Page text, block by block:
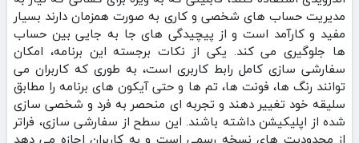
مدیریت حساب‌ های شخصی و کاری به صورت همزمان دارند بسیار
مفید و کارآمد است و از پیچیدگی‌ های جا به‌ جایی بین حساب‌
ها جلوگیری می‌ کند. یکی از نکات برجسته این برنامه، امکان
سفارشی‌ سازی کامل رابط کاربری است، به طوری که کاربران می‌
توانند رنگ‌ ها، فونت‌ ها، تم‌ ها و حتی آیکون‌ های برنامه را مطابق
سلیقه خود تغییر دهند و تجربه‌ ای منحصر به فرد و شخصی‌ سازی‌
شده از اپلیکیشن داشته باشند. این سطح از سفارشی‌ سازی، فراتر
از محدودیت‌ های نسخه رسمی است و به کاربران اجازه می‌ دهد